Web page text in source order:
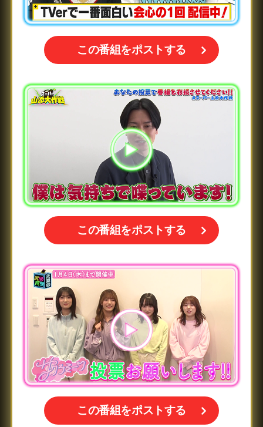
この番組をポストする
この番組をポストする
この番組をポストする